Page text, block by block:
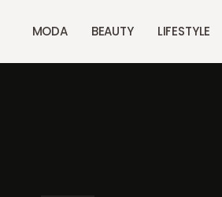
MODA BEAUTY LIFESTYLE